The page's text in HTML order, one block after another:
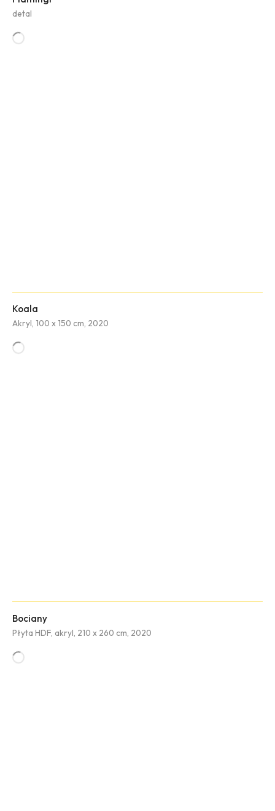
detal
Koala
Akryl, 100 x 150 cm, 2020
Bociany
Płyta HDF, akryl, 210 x 260 cm, 2020